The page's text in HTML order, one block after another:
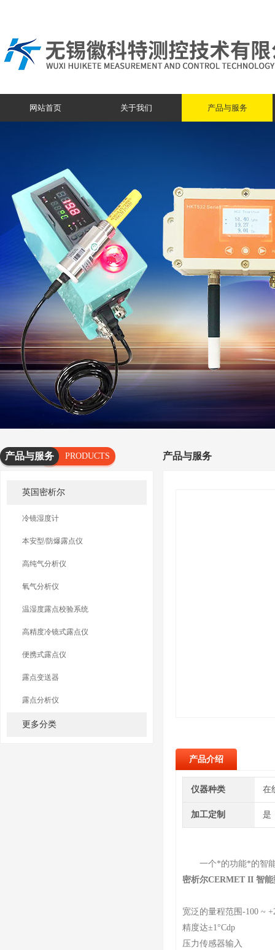
网站首页 关于我们 产品与服务
产品与服务
PRODUCTS
英国密析尔
冷镜湿度计
本安型/防爆露点仪
高纯气分析仪
氧气分析仪
温湿度露点校验系统
高精度冷镜式露点仪
便携式露点仪
露点变送器
露点分析仪
更多分类
产品与服务
产品介绍
仪器种类 在
加工定制 是
一个*的功能*的智能
密析尔CERMET II 智能
宽泛的量程范围-100 ~
精度达±1°Cdp
压力传感器输入